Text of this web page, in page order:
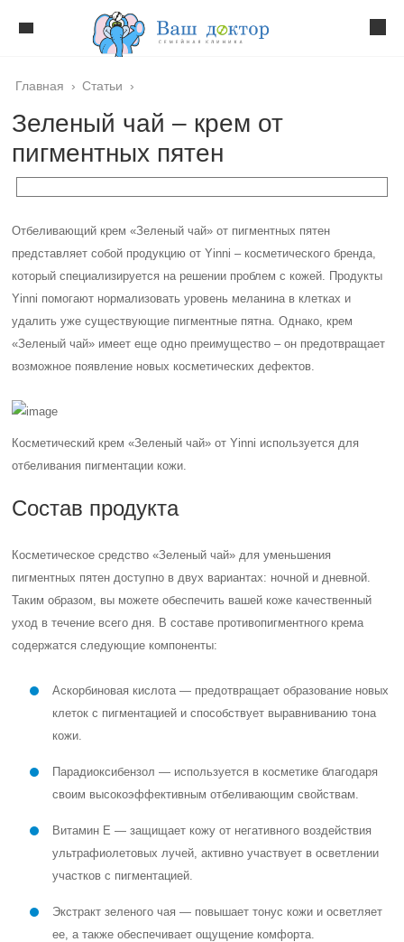
Главная › Статьи ›
Зеленый чай – крем от
пигментных пятен
Отбеливающий крем «Зеленый чай» от пигментных пятен
представляет собой продукцию от Yinni – косметического бренда,
который специализируется на решении проблем с кожей. Продукты
Yinni помогают нормализовать уровень меланина в клетках и
удалить уже существующие пигментные пятна. Однако, крем
«Зеленый чай» имеет еще одно преимущество – он предотвращает
возможное появление новых косметических дефектов.
Косметический крем «Зеленый чай» от Yinni используется для
отбеливания пигментации кожи.
Состав продукта
Косметическое средство «Зеленый чай» для уменьшения
пигментных пятен доступно в двух вариантах: ночной и дневной.
Таким образом, вы можете обеспечить вашей коже качественный
уход в течение всего дня. В составе противопигментного крема
содержатся следующие компоненты:
Аскорбиновая кислота — предотвращает образование новых
клеток с пигментацией и способствует выравниванию тона
кожи.
Парадиоксибензол — используется в косметике благодаря
своим высокоэффективным отбеливающим свойствам.
Витамин Е — защищает кожу от негативного воздействия
ультрафиолетовых лучей, активно участвует в осветлении
участков с пигментацией.
Экстракт зеленого чая — повышает тонус кожи и осветляет
ее, а также обеспечивает ощущение комфорта.